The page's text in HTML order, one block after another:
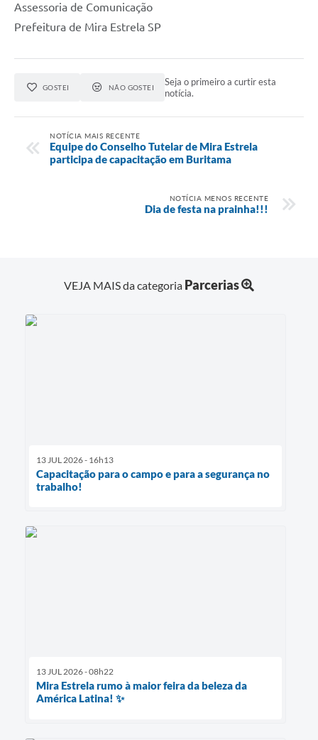
Assessoria de Comunicação
Prefeitura de Mira Estrela SP
GOSTEI NÃO GOSTEI
Seja o primeiro a curtir esta
notícia.
NOTÍCIA MAIS RECENTE
Equipe do Conselho Tutelar de Mira Estrela
participa de capacitação em Buritama
NOTÍCIA MENOS RECENTE
Dia de festa na prainha!!!
VEJA MAIS da categoria Parcerias
13 JUL 2026 - 16h13
Capacitação para o campo e para a segurança no
trabalho!
13 JUL 2026 - 08h22
Mira Estrela rumo à maior feira da beleza da
América Latina! ✨